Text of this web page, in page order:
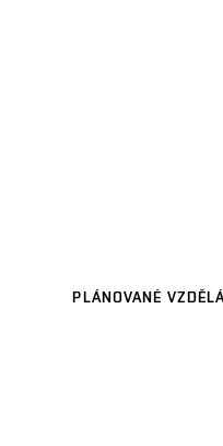
PLÁNOVANÉ